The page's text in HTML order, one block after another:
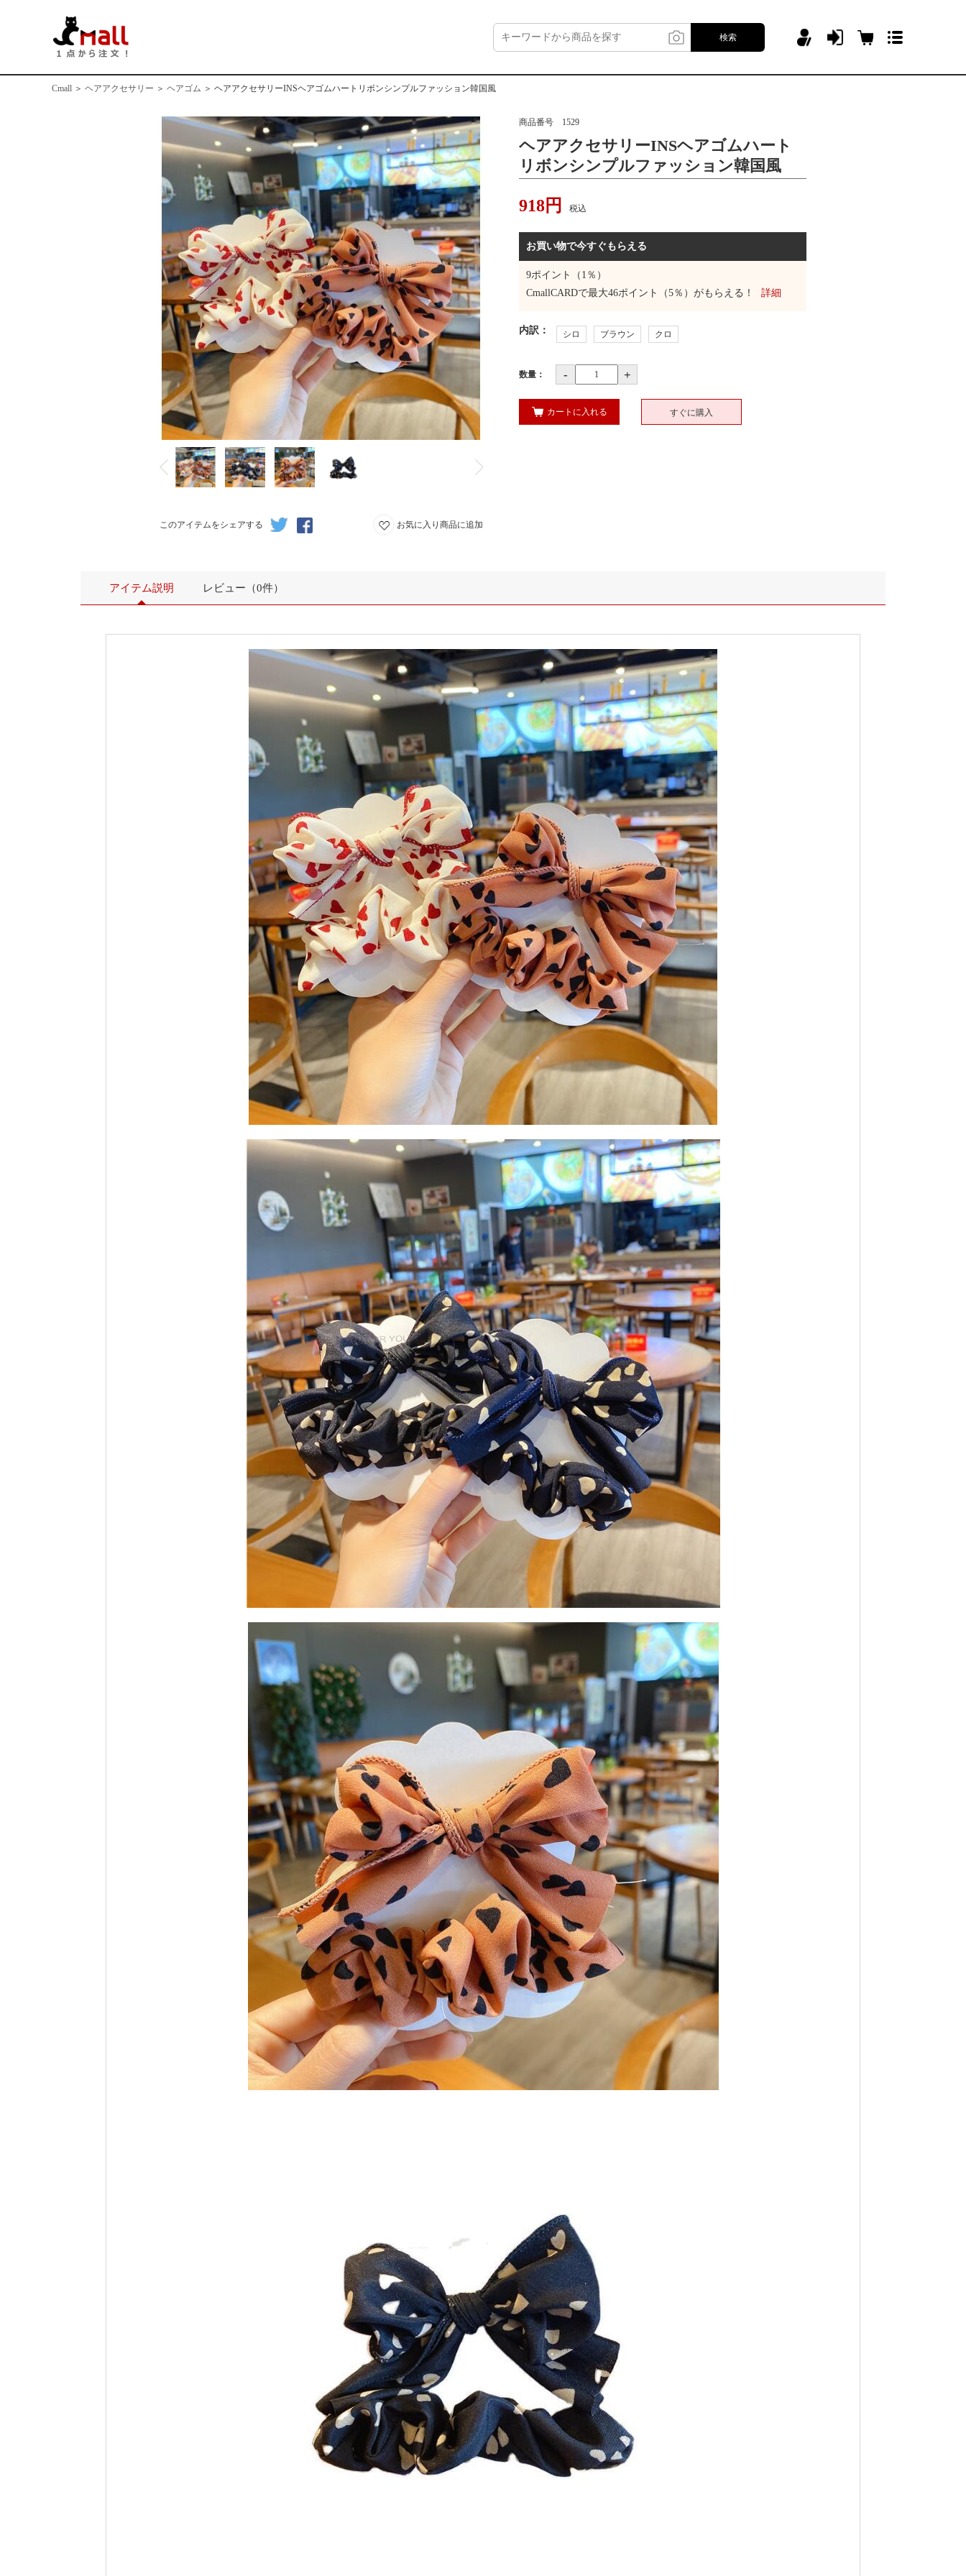
検索
Cmall ＞ ヘアアクセサリー ＞ ヘアゴム ＞ ヘアアクセサリーINSヘアゴムハートリボンシンプルファッション韓国風
このアイテムをシェアする お気に入り商品に追加
商品番号 1529
ヘアアクセサリーINSヘアゴムハート
リボンシンプルファッション韓国風
918円 税込
お買い物で今すぐもらえる
9ポイント（1％）
CmallCARDで最大46ポイント（5％）がもらえる！ 詳細
内訳 ： シロ ブラウン クロ
数量： - +
カートに入れる すぐに購入
アイテム説明 レビュー（0件）